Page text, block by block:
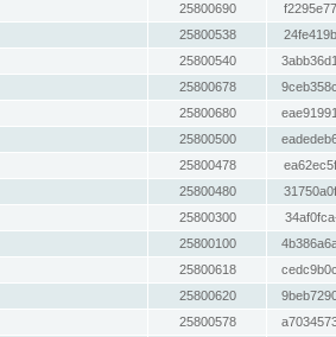
25800690
25800538
25800540
25800678
25800680
25800500
25800478
25800480
25800300
25800100
25800618
25800620
25800578